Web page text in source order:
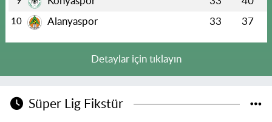
10 Alanyaspor 33 37
Detaylar için tıklayın
Süper Lig Fikstür